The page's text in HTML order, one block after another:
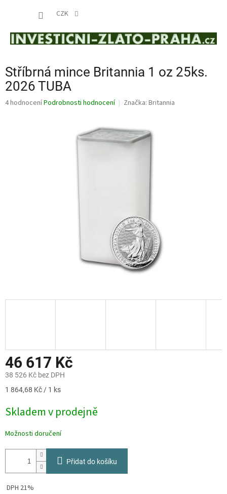
CZK
Stříbrná mince Britannia 1 oz 25ks.
2026 TUBA
Průměrné
4 hodnoceníPodrobnosti hodnocení Značka: Britannia
46 617 Kč
38 526 Kč bez DPH
Měrná
1 864,68 Kč / 1 ks
Skladem v prodejně
Možnosti doručení
Přidat do košíku
DPH 21%